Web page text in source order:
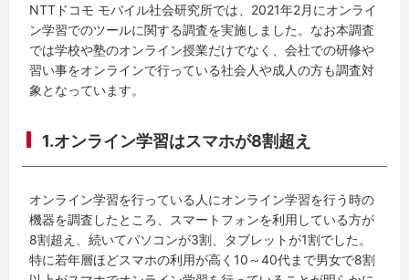
NTTドコモ モバイル社会研究所では、2021年2月にオンライ
ン学習でのツールに関する調査を実施しました。なお本調査
では学校や塾のオンライン授業だけでなく、会社での研修や
習い事をオンラインで行っている社会人や成人の方も調査対
象となっています。
1.オンライン学習はスマホが8割超え
オンライン学習を行っている人にオンライン学習を行う時の
機器を調査したところ、スマートフォンを利用している方が
8割超え、続いてパソコンが3割、タブレットが1割でした。
特に若年層ほどスマホの利用が高く10～40代まで男女で8割